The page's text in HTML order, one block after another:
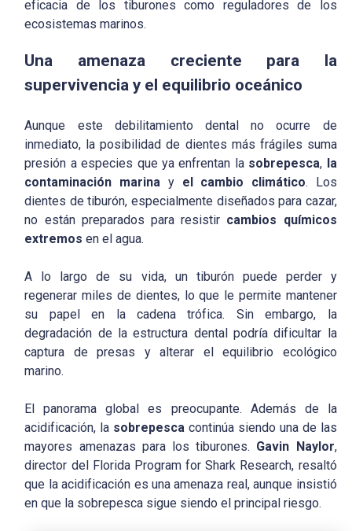
eficacia de los tiburones como reguladores de los
ecosistemas marinos.
Una amenaza creciente para la
supervivencia y el equilibrio oceánico
Aunque este debilitamiento dental no ocurre de
inmediato, la posibilidad de dientes más frágiles suma
presión a especies que ya enfrentan la sobrepesca, la
contaminación marina y el cambio climático. Los
dientes de tiburón, especialmente diseñados para cazar,
no están preparados para resistir cambios químicos
extremos en el agua.
A lo largo de su vida, un tiburón puede perder y
regenerar miles de dientes, lo que le permite mantener
su papel en la cadena trófica. Sin embargo, la
degradación de la estructura dental podría dificultar la
captura de presas y alterar el equilibrio ecológico
marino.
El panorama global es preocupante. Además de la
acidificación, la sobrepesca continúa siendo una de las
mayores amenazas para los tiburones. Gavin Naylor,
director del Florida Program for Shark Research, resaltó
que la acidificación es una amenaza real, aunque insistió
en que la sobrepesca sigue siendo el principal riesgo.